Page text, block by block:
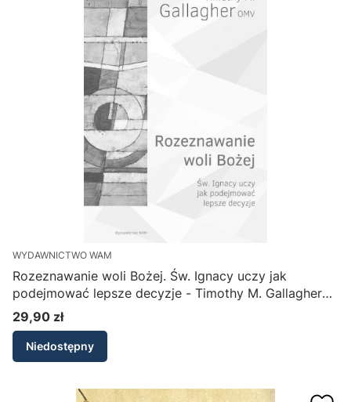
WYDAWNICTWO WAM
Rozeznawanie woli Bożej. Św. Ignacy uczy jak
podejmować lepsze decyzje - Timothy M. Gallagher
OMV
Cena
29,90 zł
Niedostępny